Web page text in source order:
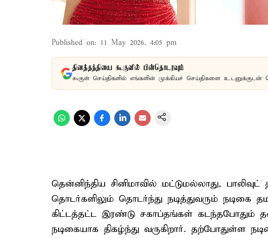
Published on: 11 May 2026, 4:05 pm
தினத்தந்தியை கூகுளில் பின்தொடரவும்
கூகுள் செய்திகளில் எங்களின் முக்கியச் செய்திகளை உடனுக்குடன்
தென்னிந்திய சினிமாவில் மட்டுமல்லாது,
தொடர்களிலும் தொடர்ந்து நடித்துவரும் நடிகை
கிட்டத்தட்ட இரண்டு சகாப்தங்கள் கடந்தபோதும்
நடிகையாக திகழ்ந்து வருகிறார். தற்போதுள்ள